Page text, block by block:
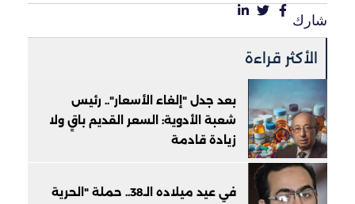
شارك
الأكثر قراءة
بعد جدل "إلغاء الأسعار".. رئيس
شعبة الأدوية: السعر القديم باقٍ ولا
زيادة قادمة
في عيد ميلاده الـ38.. حملة "الحرية